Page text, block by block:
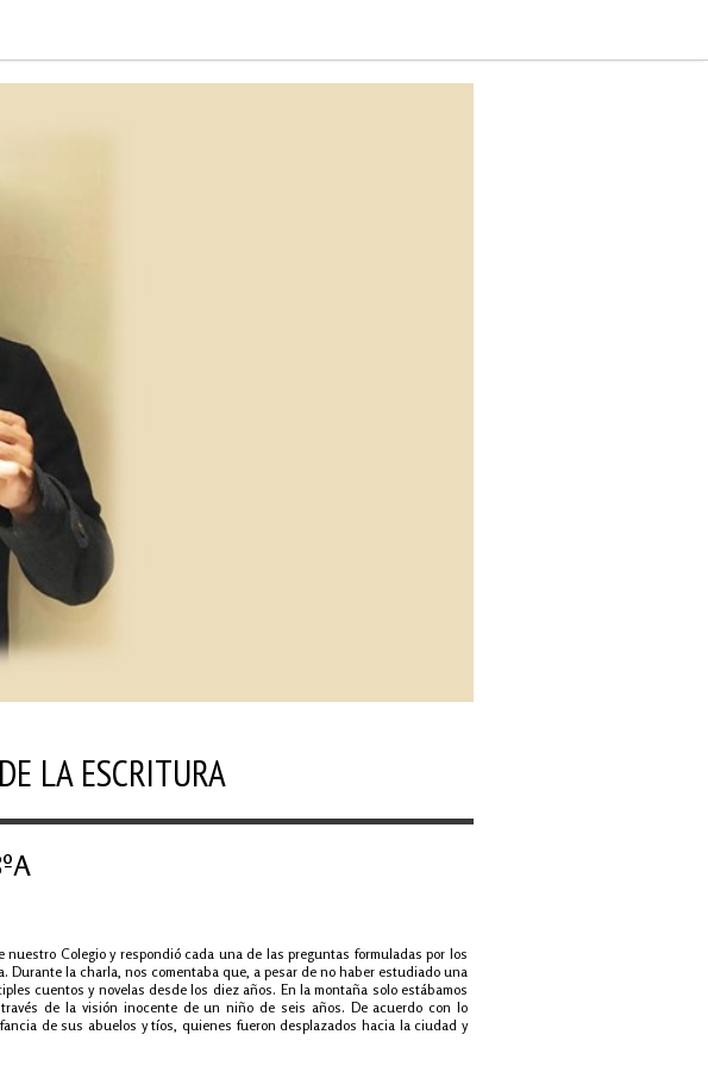
LA ESCRITURA
Colegio y respondió cada una de las preguntas formuladas por los
la charla, nos comentaba que, a pesar de no haber estudiado una
cuentos y novelas desde los diez años. En la montaña solo estábamos
de la visión inocente de un niño de seis años. De acuerdo con lo
de sus abuelos y tíos, quienes fueron desplazados hacia la ciudad y